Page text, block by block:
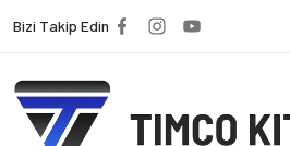
Bizi Takip Edin